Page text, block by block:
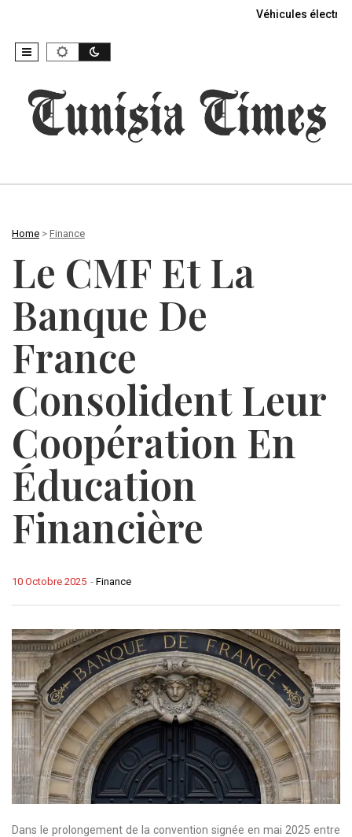
Véhicules
Home > Finance
Le CMF Et La
Banque De
France
Consolident Leur
Coopération En
Éducation
Financière
- Finance
10 Octobre 2025
Dans le prolongement de la convention signée en mai 2025 entre